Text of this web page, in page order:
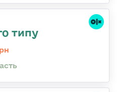
типу